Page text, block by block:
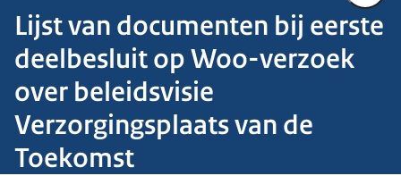
Lijst van documenten bij eerste
deelbesluit op Woo-verzoek
over beleidsvisie
Verzorgingsplaats van de
Toekomst